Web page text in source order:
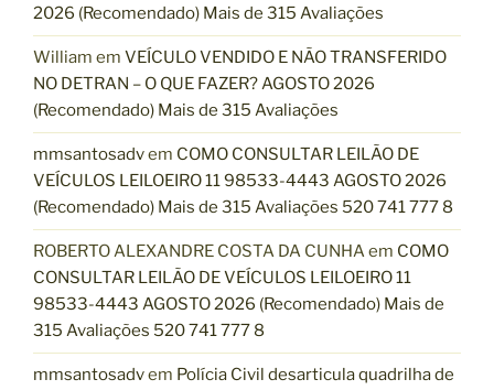
2026 (Recomendado) Mais de 315 Avaliações
William em VEÍCULO VENDIDO E NÃO TRANSFERIDO
NO DETRAN – O QUE FAZER? AGOSTO 2026
(Recomendado) Mais de 315 Avaliações
mmsantosadvem COMO CONSULTAR LEILÃO DE
VEÍCULOS LEILOEIRO 11 98533-4443 AGOSTO 2026
(Recomendado) Mais de 315 Avaliações 520 741 777 8
ROBERTO ALEXANDRE COSTA DA CUNHAem COMO
CONSULTAR LEILÃO DE VEÍCULOS LEILOEIRO 11
98533-4443 AGOSTO 2026 (Recomendado) Mais de
315 Avaliações 520 741 777 8
mmsantosadvem Polícia Civil desarticula quadrilha de